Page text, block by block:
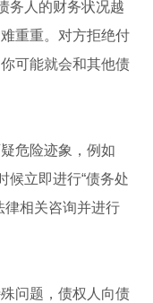
务人的财务状况越
重重。对方拒绝付
可能就会和其他债
危险迹象，例如
候立即进行“债务处
律相关咨询并进行
问题，债权人向债